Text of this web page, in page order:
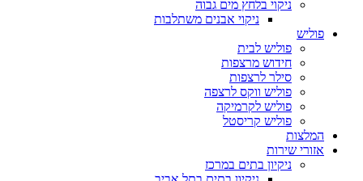
ניקוי בלחץ מים גבוה
ניקוי אבנים משתלבות
פוליש
פוליש לבית
חידוש מרצפות
סילר לרצפות
פוליש ווקס לרצפה
פוליש לקרמיקה
פוליש קריסטל
המלצות
אזורי שירות
ניקיון בתים במרכז